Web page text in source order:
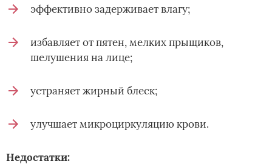
эффективно задерживает влагу;
избавляет от пятен, мелких прыщиков,
шелушения на лице;
устраняет жирный блеск;
улучшает микроциркуляцию крови.
Недостатки: